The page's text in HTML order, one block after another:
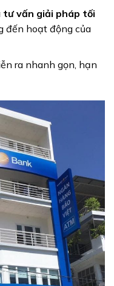
tư vấn giải pháp tối
đến hoạt động của
ra nhanh gọn, hạn